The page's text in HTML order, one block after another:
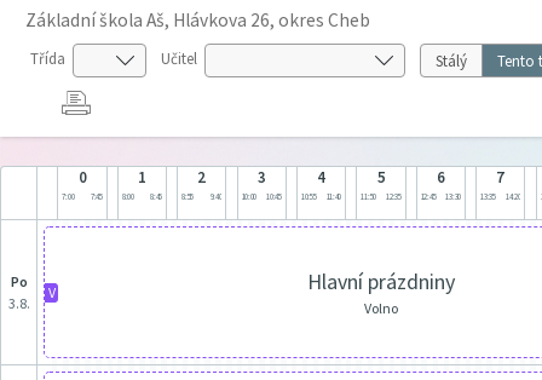
Základní škola Aš, Hlávkova 26, okres Cheb
Třída Učitel Stálý Tento
0
7:00 7:45
1
8:00 8:45
2
8:55 9:40
3
10:00 10:45
4
10:55 11:40
5
11:50 12:35
6
12:45 13:30
7
13:35 14:20
po
3.8.
V Hlavní prázdniny
Volno